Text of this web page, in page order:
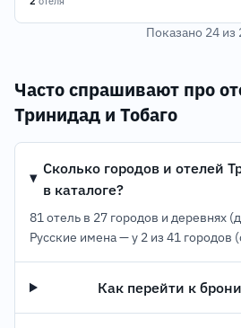
Показано 24 из
Часто спрашивают про
Тринидад и Тобаго
Сколько городов и отелей
в каталоге?
81 отель в 27 городов и деревнях
Русские имена — у 2 из 41 городов
Как перейти к